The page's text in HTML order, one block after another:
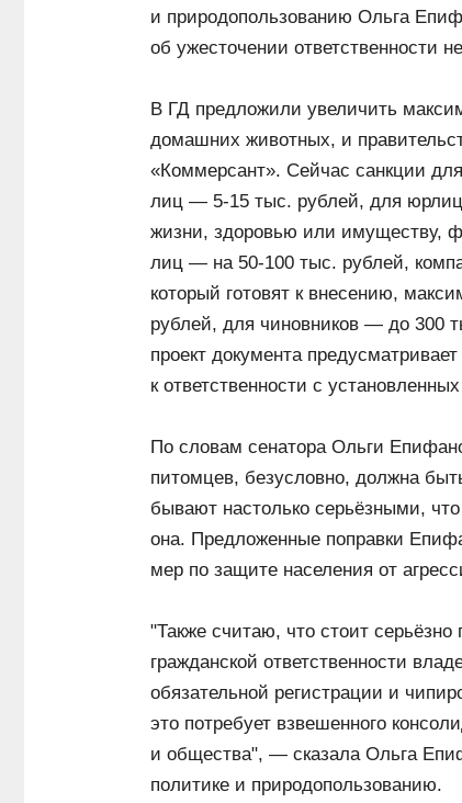
и природопользованию Ольга
об ужесточении ответственности
В ГД предложили увеличить
домашних животных, и
«Коммерсант». Сейчас санкции
лиц — 5-15 тыс. рублей, для
жизни, здоровью или имуществу,
лиц — на 50-100 тыс. рублей,
который готовят к внесению,
рублей, для чиновников — до 300
проект документа
к ответственности с
По словам сенатора Ольги
питомцев, безусловно, должна
бывают настолько серьёзными,
она. Предложенные поправки
мер по защите населения от
"Также считаю, что стоит серьёзно
гражданской ответственности
обязательной регистрации и
это потребует взвешенного
и общества", — сказала Ольга
политике и природопользованию.